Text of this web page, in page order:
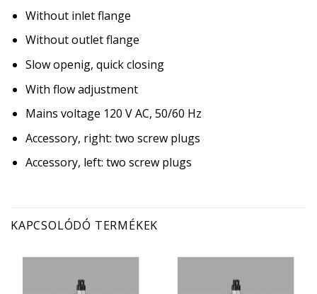
Without inlet flange
Without outlet flange
Slow openig, quick closing
With flow adjustment
Mains voltage 120 V AC, 50/60 Hz
Accessory, right: two screw plugs
Accessory, left: two screw plugs
KAPCSOLÓDÓ TERMÉKEK